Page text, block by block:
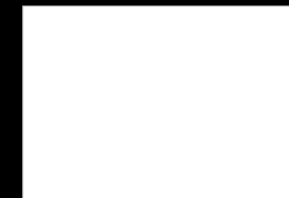
Photomontages